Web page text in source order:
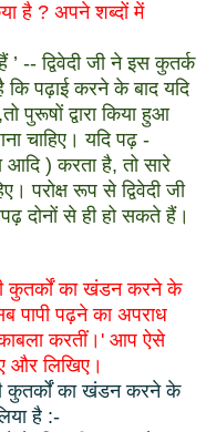
है ? अपने शब्दों में
’ -- द्विवेदी जी ने इस कुतर्क
कि पढ़ाई करने के बाद यदि
तोपुरूषों द्वारा किया हुआ
चाहिए। यदि पढ़ -
आदि ) करता है, तो सारे
परोक्ष रूप से द्विवेदी जी
दोनों से ही हो सकते हैं।
कुतर्कों का खंडन करने के
पापी पढ़ने का अपराध
करतीं।' आप ऐसे
और लिखिए।
कुतर्कों का खंडन करने के
है :-